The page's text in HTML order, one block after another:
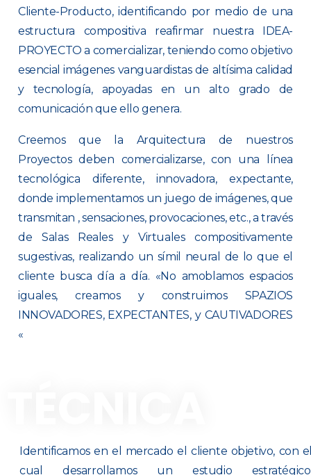
Cliente-Producto, identificando por medio de una
estructura compositiva reafirmar nuestra IDEA-
PROYECTO a comercializar, teniendo como objetivo
esencial imágenes vanguardistas de altísima calidad
y tecnología, apoyadas en un alto grado de
comunicación que ello genera.
Creemos que la Arquitectura de nuestros
Proyectos deben comercializarse, con una línea
tecnológica diferente, innovadora, expectante,
donde implementamos un juego de imágenes, que
transmitan , sensaciones, provocaciones, etc., a través
de Salas Reales y Virtuales compositivamente
sugestivas, realizando un símil neural de lo que el
cliente busca día a día. «No amoblamos espacios
iguales, creamos y construimos SPAZIOS
INNOVADORES, EXPECTANTES, y CAUTIVADORES
«
Identificamos en el mercado el cliente objetivo, con
cual desarrollamos un estudio